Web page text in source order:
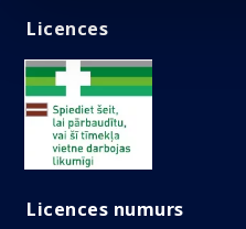
Licences
Licences numurs